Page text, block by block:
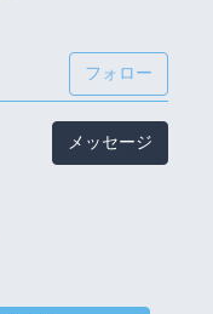
フォロー
メッセージ